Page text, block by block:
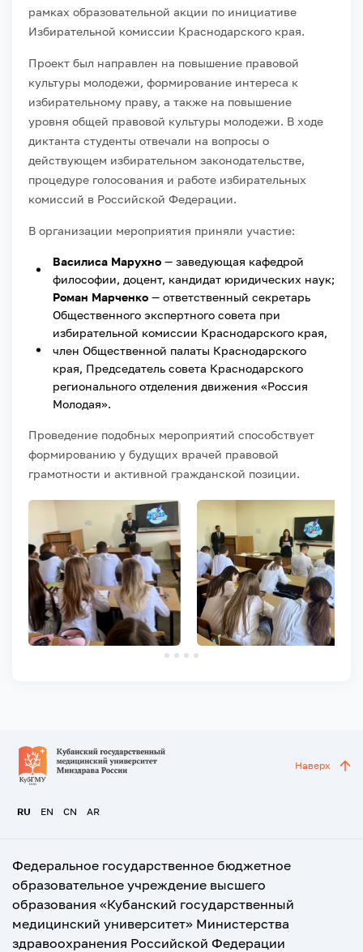
рамках образовательной акции по инициативе
Избирательной комиссии Краснодарского края.
Проект был направлен на повышение правовой
культуры молодежи, формирование интереса к
избирательному праву, а также на повышение
уровня общей правовой культуры молодежи. В ходе
диктанта студенты отвечали на вопросы о
действующем избирательном законодательстве,
процедуре голосования и работе избирательных
комиссий в Российской Федерации.
В организации мероприятия приняли участие:
Василиса Марухно — заведующая кафедрой
философии, доцент, кандидат юридических наук;
Роман Марченко — ответственный секретарь
Общественного экспертного совета при
избирательной комиссии Краснодарского края,
член Общественной палаты Краснодарского
края, Председатель совета Краснодарского
регионального отделения движения «Россия
Молодая».
Проведение подобных мероприятий способствует
формированию у будущих врачей правовой
грамотности и активной гражданской позиции.
RU EN CN AR
Наверх
Федеральное государственное бюджетное
образовательное учреждение высшего
образования «Кубанский государственный
медицинский университет» Министерства
здравоохранения Российской Федерации